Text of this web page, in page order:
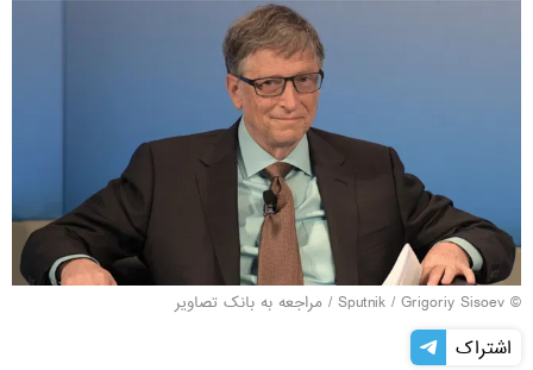
© Sputnik / Grigoriy Sisoev
/ مراجعه به بانک تصاویر
اشتراک